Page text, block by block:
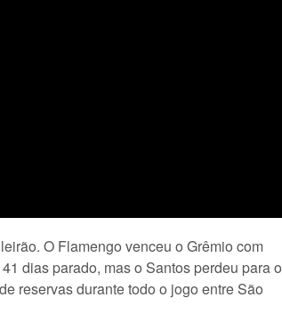
O Flamengo venceu o Grêmio com
dias parado, mas o Santos perdeu para o
reservas durante todo o jogo entre São